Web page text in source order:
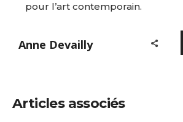
Nom
Prénom
Nom
pour l’art contemporain.
Anne Devailly
Articles associés